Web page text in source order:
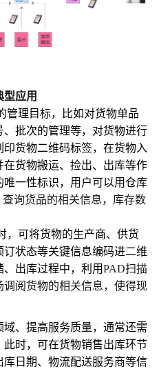
型应用
管理目标，比如对货物单品
批次的管理等，对货物进行
货物二维码标签，在货物入
货物搬运、捡出、出库等作
一性标识，用户可以用仓库
询货品的相关信息，库存数
，可将货物的生产商、供货
状态等关键信息编码进二维
出库过程中，利用PAD扫描
阅货物的相关信息，使得现
、提高服务质量，通常还需
时，可在货物销售出库环节
日期、物流配送服务商等信